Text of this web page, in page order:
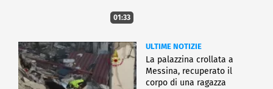
01:33
ULTIME NOTIZIE
La palazzina crollata a
Messina, recuperato il
corpo di una ragazza